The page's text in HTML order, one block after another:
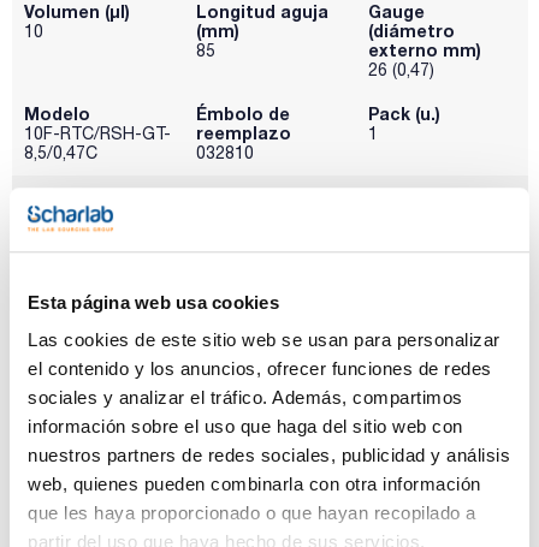
Esta página web usa cookies
Las cookies de este sitio web se usan para personalizar
el contenido y los anuncios, ofrecer funciones de redes
sociales y analizar el tráfico. Además, compartimos
información sobre el uso que haga del sitio web con
nuestros partners de redes sociales, publicidad y análisis
web, quienes pueden combinarla con otra información
que les haya proporcionado o que hayan recopilado a
partir del uso que haya hecho de sus servicios.
Volumen (µl)
10
Longitud aguja
(mm)
85
Gauge
(diámetro
externo mm)
26 (0,47)
Modelo
10F-RTC/RSH-GT-
8,5/0,47C
Émbolo de
reemplazo
032810
Pack (u.)
1
032-002868
Disponibilidad
Volumen (µl)
10
Longitud aguja
(mm)
85
Gauge
(diámetro
externo mm)
26 (0,47)